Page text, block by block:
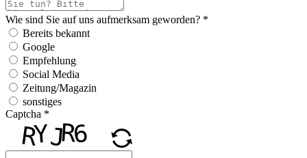
Wie sind Sie auf uns aufmerksam geworden? *
Bereits bekannt
Google
Empfehlung
Social Media
Zeitung/Magazin
sonstiges
Captcha *